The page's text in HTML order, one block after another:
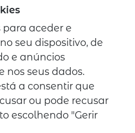
fixa nacional)
para aceder e
seu dispositivo, de
e anúncios
nos seus dados.
a consentir que
ou pode recusar
escolhendo "Gerir